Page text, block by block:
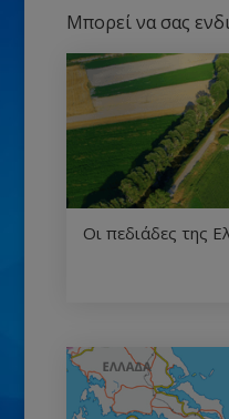
Μπορεί να σας
Οι πεδιάδες της